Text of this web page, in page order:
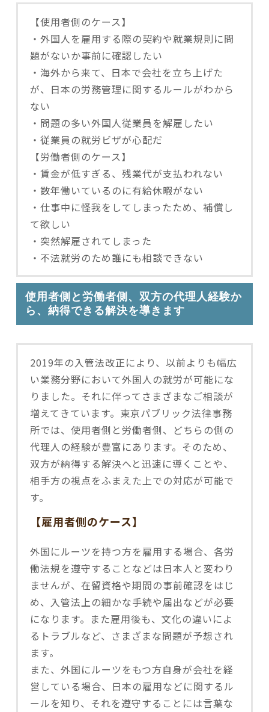
【使用者側のケース】
・外国人を雇用する際の契約や就業規則に問
題がないか事前に確認したい
・海外から来て、日本で会社を立ち上げた
が、日本の労務管理に関するルールがわから
ない
・問題の多い外国人従業員を解雇したい
・従業員の就労ビザが心配だ
【労働者側のケース】
・賃金が低すぎる、残業代が支払われない
・数年働いているのに有給休暇がない
・仕事中に怪我をしてしまったため、補償し
て欲しい
・突然解雇されてしまった
・不法就労のため誰にも相談できない
使用者側と労働者側、双方の代理人経験か
ら、納得できる解決を導きます
2019年の入管法改正により、以前よりも幅広
い業務分野において外国人の就労が可能にな
りました。それに伴ってさまざまなご相談が
増えてきています。東京パブリック法律事務
所では、使用者側と労働者側、どちらの側の
代理人の経験が豊富にあります。そのため、
双方が納得する解決へと迅速に導くことや、
相手方の視点をふまえた上での対応が可能で
す。
【雇用者側のケース】
外国にルーツを持つ方を雇用する場合、各労
働法規を遵守することなどは日本人と変わり
ませんが、在留資格や期間の事前確認をはじ
め、入管法上の細かな手続や届出などが必要
になります。また雇用後も、文化の違いによ
るトラブルなど、さまざまな問題が予想され
ます。
また、外国にルーツをもつ方自身が会社を経
営している場合、日本の雇用などに関するル
ールを知り、それを遵守することには言葉な